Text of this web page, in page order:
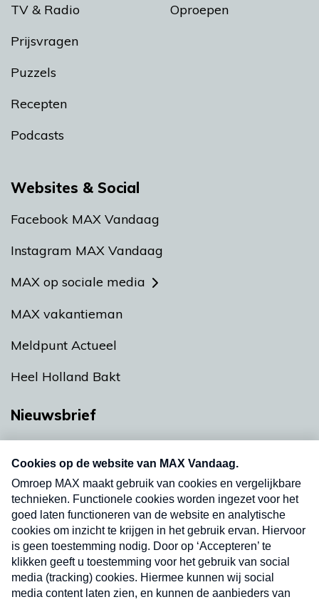
TV & Radio
Prijsvragen
Puzzels
Recepten
Podcasts
Oproepen
Websites & Social
Facebook MAX Vandaag
Instagram MAX Vandaag
MAX op sociale media
MAX vakantieman
Meldpunt Actueel
Heel Holland Bakt
Nieuwsbrief
nieuwsbrief. Elke vrijdag- en dinsdagochtend in
uw mailbox.
Verzend